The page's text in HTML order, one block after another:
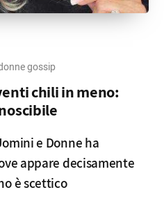
gossip
chili in meno:
e Donne ha
appare decisamente
è scettico